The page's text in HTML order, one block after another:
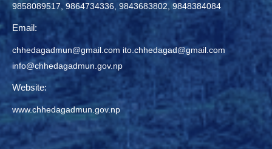
9858089517, 9864734336, 9843683802, 9848384084
Email:
chhedagadmun@gmail.com ito.chhedagad@gmail.com
info@chhedagadmun.gov.np
Website:
www.chhedagadmun.gov.np